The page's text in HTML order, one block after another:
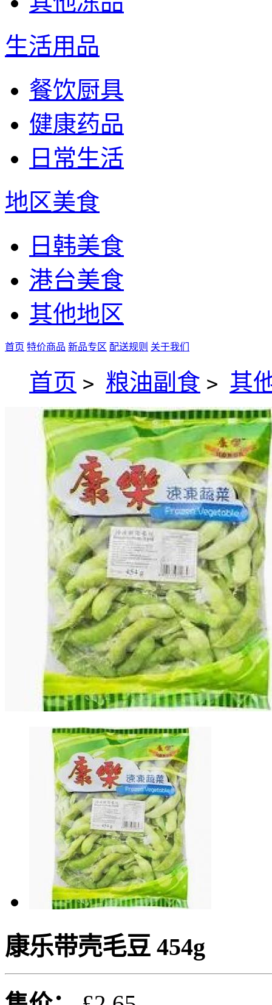
生活用品
餐饮厨具
健康药品
日常生活
地区美食
日韩美食
港台美食
其他地区
首页 特价商品 新品专区 配送规则 关于我们
首页 > 粮油副食 > 其
康乐带壳毛豆 454g